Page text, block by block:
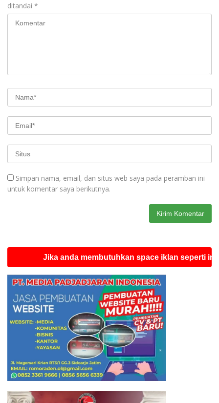
ditandai *
Simpan nama, email, dan situs web saya pada peramban ini
untuk komentar saya berikutnya.
Jika anda membutuhkan space iklan seperti ini silahkan